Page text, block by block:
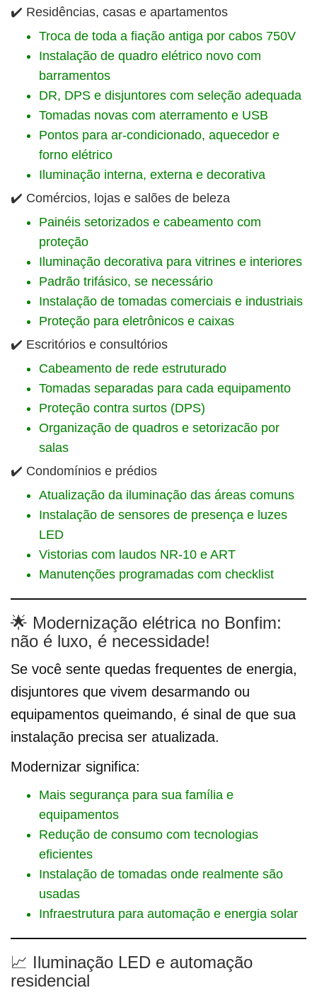
✔️ Residências, casas e apartamentos
Troca de toda a fiação antiga por cabos 750V
Instalação de quadro elétrico novo com
barramentos
DR, DPS e disjuntores com seleção adequada
Tomadas novas com aterramento e USB
Pontos para ar-condicionado, aquecedor e
forno elétrico
Iluminação interna, externa e decorativa
✔️ Comércios, lojas e salões de beleza
Painéis setorizados e cabeamento com
proteção
Iluminação decorativa para vitrines e interiores
Padrão trifásico, se necessário
Instalação de tomadas comerciais e industriais
Proteção para eletrônicos e caixas
✔️ Escritórios e consultórios
Cabeamento de rede estruturado
Tomadas separadas para cada equipamento
Proteção contra surtos (DPS)
Organização de quadros e setorizacão por
salas
✔️ Condomínios e prédios
Atualização da iluminação das áreas comuns
Instalação de sensores de presença e luzes
LED
Vistorias com laudos NR-10 e ART
Manutenções programadas com checklist
🌟 Modernização elétrica no Bonfim:
não é luxo, é necessidade!
Se você sente quedas frequentes de energia,
disjuntores que vivem desarmando ou
equipamentos queimando, é sinal de que sua
instalação precisa ser atualizada.
Modernizar significa:
Mais segurança para sua família e
equipamentos
Redução de consumo com tecnologias
eficientes
Instalação de tomadas onde realmente são
usadas
Infraestrutura para automação e energia solar
📈 Iluminação LED e automação
residencial